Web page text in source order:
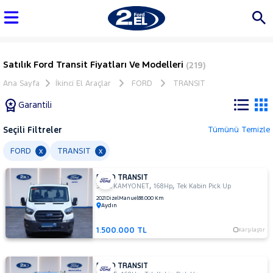
Satılık Ford Transit Fiyatları Ve Modelleri (219)
Ana Sayfa İkinci El Araçlar FORD TRANSIT
Garantili
Tüm
Araçlar
AUDI
BMC
BMW
BYD
Seçili Filtreler Tümünü Temizle
FORD x TRANSIT x
FORD TRANSIT
350L KAMYONET,168Hp,Tek Kabin Pick Up
2021 DizelManuel88.000 Km
Aydın
1.500.000 TL Karşılaştır
FORD TRANSIT